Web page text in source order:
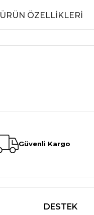
ÜRÜN ÖZELLIKLERI
Güvenli Kargo
DESTEK